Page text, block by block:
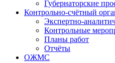
Губернаторские
Контрольно-счётный
Экспертно-
Контрольные
Планы работ
Отчёты
ОЖМС